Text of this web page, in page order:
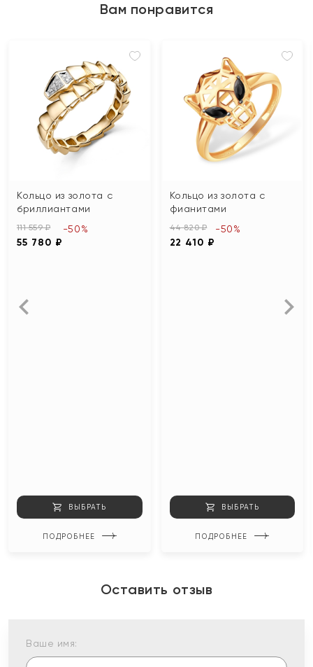
Вам понравится
Кольцо из золота с
бриллиантами
111 559 ₽
55 780 ₽
-50%
ВЫБРАТЬ
ПОДРОБНЕЕ
Кольцо из золота с
фианитами
44 820 ₽
22 410 ₽
-50%
ВЫБРАТЬ
ПОДРОБНЕЕ
Оставить отзыв
Ваше имя: